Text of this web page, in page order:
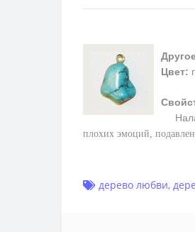
Цвет:
плохих эмоций,
дерево любви,